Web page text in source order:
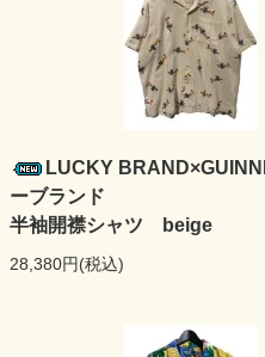
LUCKY
ーブランド
半袖開襟シャツ beige
28,380円(税込)